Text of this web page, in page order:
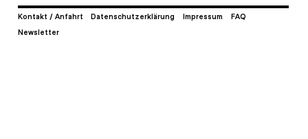
Kontakt / Anfahrt Datenschutzerklärung Impressum
FAQ
Newsletter